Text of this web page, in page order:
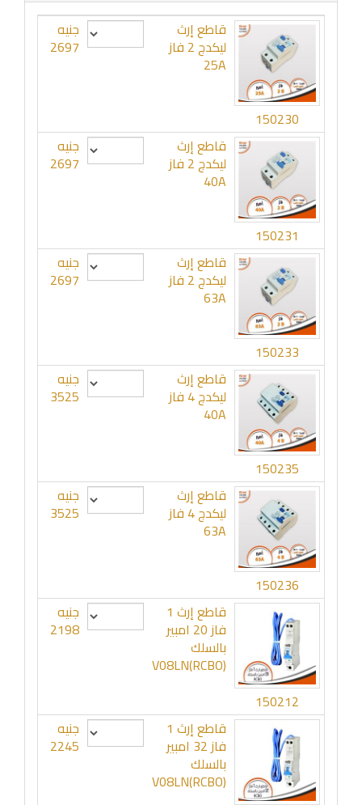
150230
قاطع إرث
ليكدج 2 فاز
25A
جنيه
2697
150231
قاطع إرث
ليكدج 2 فاز
40A
جنيه
2697
150233
قاطع إرث
ليكدج 2 فاز
63A
جنيه
2697
150235
قاطع إرث
ليكدج 4 فاز
40A
جنيه
3525
150236
قاطع إرث
ليكدج 4 فاز
63A
جنيه
3525
150212
قاطع إرث 1
فاز 20 امبير
بالسلك
V08LN(RCBO)
جنيه
2198
قاطع إرث 1
فاز 32 امبير
بالسلك
V08LN(RCBO)
جنيه
2245